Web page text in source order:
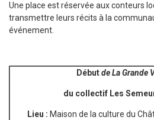
Une place est réservée aux conteurs
transmettre leurs récits à la
événement.
Débutde La Grande
du collectif Les
Lieu : Maison de la culture du